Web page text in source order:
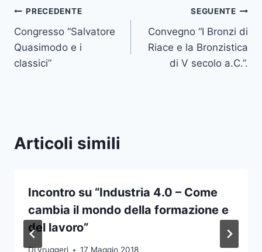
Navigazione
articoli
PRECEDENTE
Congresso “Salvatore
Quasimodo e i
classici”
SEGUENTE
Convegno “I Bronzi di
Riace e la Bronzistica
di V secolo a.C.”.
Articoli simili
Incontro su “Industria 4.0 – Come
cambia il mondo della formazione e
del lavoro”
Divruggeri 17 Maggio 2018